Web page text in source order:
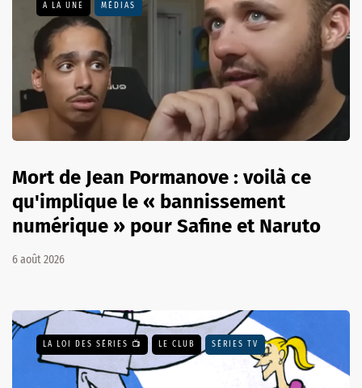
A LA UNE MÉDIAS
Mort de Jean Pormanove : voilà ce
qu'implique le « bannissement
numérique » pour Safine et Naruto
6 août 2026
LA LOI DES SÉRIES 📺 LE CLUB SÉRIES TV